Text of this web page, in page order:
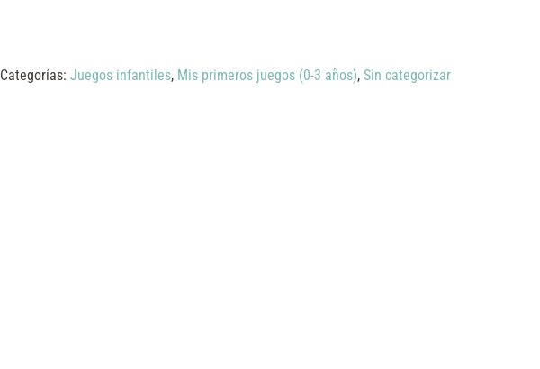
Categorías: Juegos infantiles, Mis primeros juegos (0-3 años), Sin categorizar